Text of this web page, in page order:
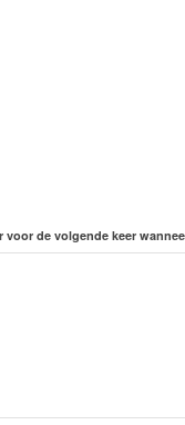
de volgende keer